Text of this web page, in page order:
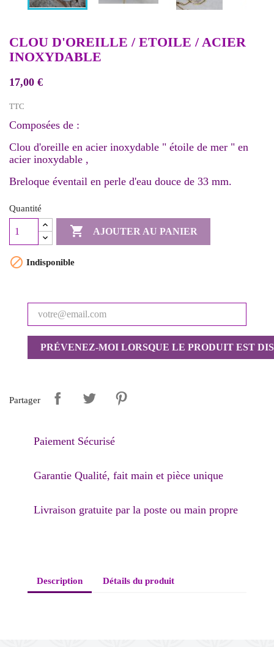
CLOU D'OREILLE / ETOILE / ACIER
INOXYDABLE
17,00 €
TTC
Composées de :
Clou d'oreille en acier inoxydable " étoile de mer " en
acier inoxydable ,
Breloque éventail en perle d'eau douce de 33 mm.
Quantité
 AJOUTER AU PANIER
 Indisponible
PRÉVENEZ-MOI LORSQUE LE PRODUIT EST
Partager
Paiement Sécurisé
Garantie Qualité, fait main et pièce unique
Livraison gratuite par la poste ou main propre
Description Détails du produit